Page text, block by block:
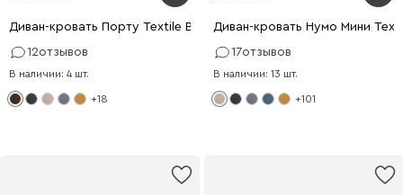
Диван-кровать Порту Textile Brown
12отзывов
В наличии: 4 шт.
+18
Диван-кровать Нумо Мини
17отзывов
В наличии: 13 шт.
+101